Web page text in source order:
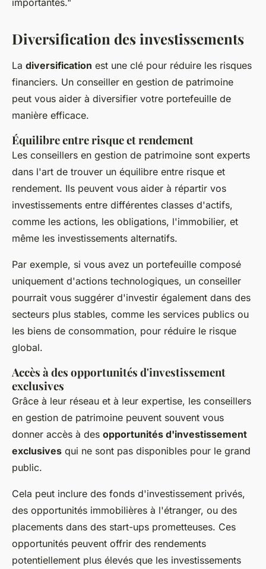
importantes."
Diversification des investissements
La diversification est une clé pour réduire les risques
financiers. Un conseiller en gestion de patrimoine
peut vous aider à diversifier votre portefeuille de
manière efficace.
Équilibre entre risque et rendement
Les conseillers en gestion de patrimoine sont experts
dans l'art de trouver un équilibre entre risque et
rendement. Ils peuvent vous aider à répartir vos
investissements entre différentes classes d'actifs,
comme les actions, les obligations, l'immobilier, et
même les investissements alternatifs.
Par exemple, si vous avez un portefeuille composé
uniquement d'actions technologiques, un conseiller
pourrait vous suggérer d'investir également dans des
secteurs plus stables, comme les services publics ou
les biens de consommation, pour réduire le risque
global.
Accès à des opportunités d'investissement
exclusives
Grâce à leur réseau et à leur expertise, les conseillers
en gestion de patrimoine peuvent souvent vous
donner accès à des opportunités d'investissement
exclusives qui ne sont pas disponibles pour le grand
public.
Cela peut inclure des fonds d'investissement privés,
des opportunités immobilières à l'étranger, ou des
placements dans des start-ups prometteuses. Ces
opportunités peuvent offrir des rendements
potentiellement plus élevés que les investissements